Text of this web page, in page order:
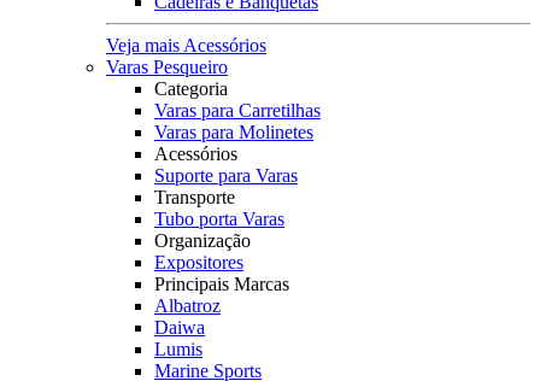
Veja mais Acessórios
Varas Pesqueiro
Categoria
Varas para Carretilhas
Varas para Molinetes
Acessórios
Suporte para Varas
Transporte
Tubo porta Varas
Organização
Expositores
Principais Marcas
Albatroz
Daiwa
Lumis
Marine Sports